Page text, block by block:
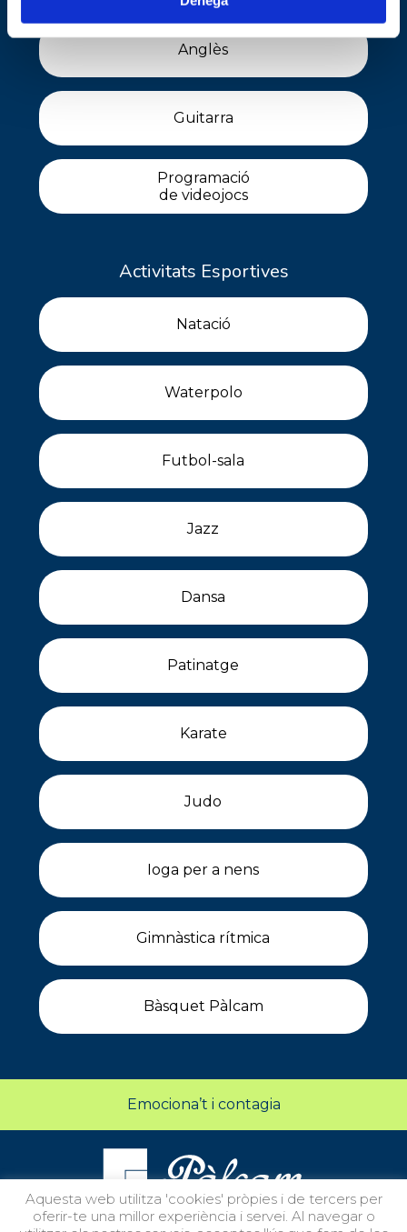
Anglès
Guitarra
Programació
de videojocs
Activitats Esportives
Natació
Waterpolo
Futbol-sala
Jazz
Dansa
Patinatge
Karate
Judo
Ioga per a nens
Gimnàstica rítmica
Bàsquet Pàlcam
Emociona’t i contagia
Aquesta web utilitza 'cookies' pròpies i de tercers per
oferir-te una millor experiència i servei. Al navegar o